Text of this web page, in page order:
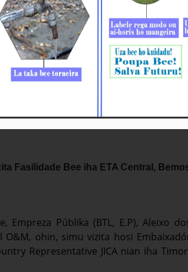
Fasilidade Bee iha ETA Central,
Empreza Públika (BTL, E.P), Aleixo
O&M, ohin, simu vizita hosi
Representative JICA nian iha